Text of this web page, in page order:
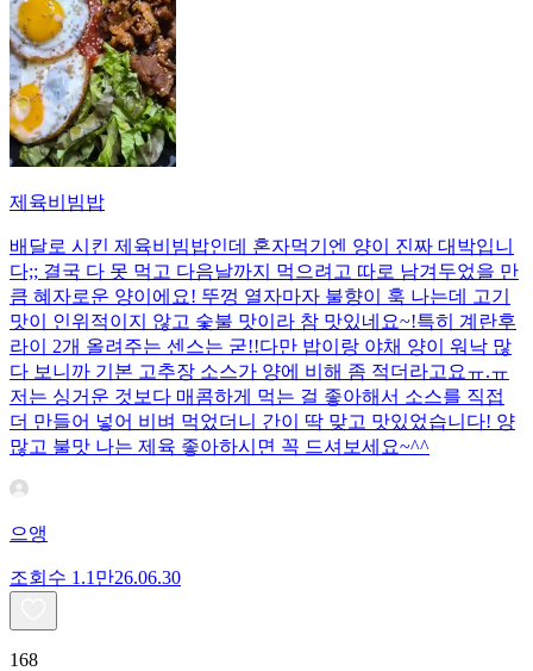
제육비빔밥
배달로 시킨 제육비빔밥인데 혼자먹기엔 양이 진짜 대박입니
다;; 결국 다 못 먹고 다음날까지 먹으려고 따로 남겨두었을 만
큼 혜자로운 양이에요! 뚜껑 열자마자 불향이 훅 나는데 고기
맛이 인위적이지 않고 숯불 맛이라 참 맛있네요~!특히 계란후
라이 2개 올려주는 센스는 굳!! ​다만 밥이랑 야채 양이 워낙 많
다 보니까 기본 고추장 소스가 양에 비해 좀 적더라고요ㅠ.ㅠ
저는 싱거운 것보다 매콤하게 먹는 걸 좋아해서 소스를 직접
더 만들어 넣어 비벼 먹었더니 간이 딱 맞고 맛있었습니다! 양
많고 불맛 나는 제육 좋아하시면 꼭 드셔보세요~^^
으앵
조회수 1.1만26.06.30
168